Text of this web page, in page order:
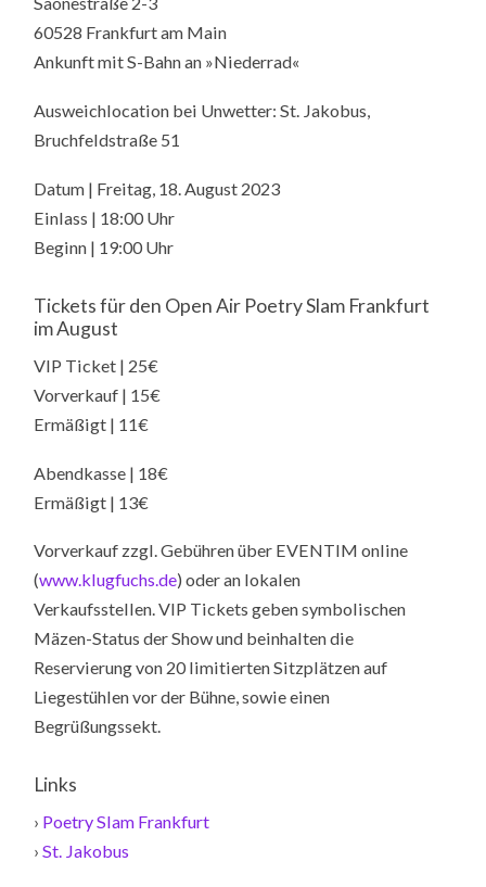
60528 Frankfurt am Main
Ankunft mit S-Bahn an »Niederrad«
Ausweichlocation bei Unwetter: St. Jakobus,
Bruchfeldstraße 51
Datum | Freitag, 18. August 2023
Einlass | 18:00 Uhr
Beginn | 19:00 Uhr
Tickets für den Open Air Poetry Slam Frankfurt
im August
VIP Ticket | 25€
Vorverkauf | 15€
Ermäßigt | 11€
Abendkasse | 18€
Ermäßigt | 13€
Vorverkauf zzgl. Gebühren über EVENTIM online
(www.klugfuchs.de) oder an lokalen
Verkaufsstellen. VIP Tickets geben symbolischen
Mäzen-Status der Show und beinhalten die
Reservierung von 20 limitierten Sitzplätzen auf
Liegestühlen vor der Bühne, sowie einen
Begrüßungssekt.
Links
› Poetry Slam Frankfurt
›St. Jakobus